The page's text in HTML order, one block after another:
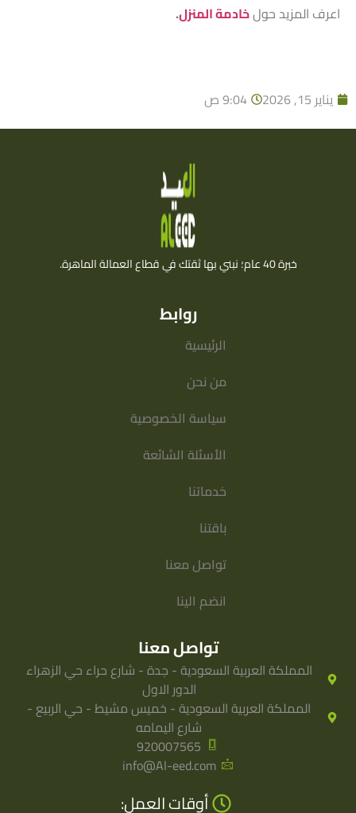
اعرف المزيد حولخادمة المنزل.
يناير 15, 2026 9:04 ص
خبرة 40 عام؛ نبني بها ثقتك في قطاع العمالة الماهرة.
روابط
الرئيسية
من نحن
سياسة الخصوصية
الأسئلة الشائعة
خدماتنا
باقتنا
تواصل معنا
انضم الينا
تواصل معنا
المملكة العربية السعودية - جدة - شارع حراء حي الزهراء
الدور الاول
المملكة العربية السعودية - خميس مشيط - حي الربيع -
شارع اليمامه
920007565
info@Al-eed.com
أوقات العمل: